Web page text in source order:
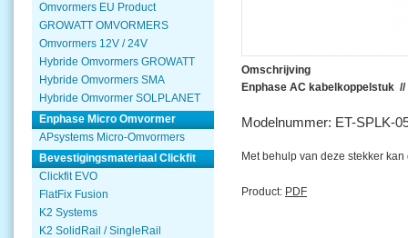
Omvormers EU Product
GROWATT OMVORMERS
Omvormers 12V / 24V
Hybride Omvormers GROWATT
Hybride Omvormers SMA
Hybride Omvormer SOLPLANET
Enphase Micro Omvormer
APsystems Micro-Omvormers
Bevestigingsmateriaal Clickfit
Clickfit EVO
FlatFix Fusion
K2 Systems
K2 SolidRail / SingleRail
Omschrijving
Enphase AC kabelkoppelstuk
Modelnummer: ET-SPLK-
Met behulp van deze stekker
Product: PDF